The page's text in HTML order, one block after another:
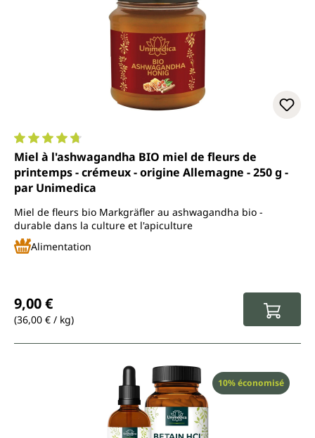
Note moyenne de 4.7 sur 5 étoiles
Miel à l'ashwagandha BIO miel de fleurs de
printemps - crémeux - origine Allemagne - 250 g -
par Unimedica
Miel de fleurs bio Markgräfler au ashwagandha bio -
durable dans la culture et l'apiculture
Alimentation
9,00 €
(36,00 € / kg)
Réduction
10% économisé